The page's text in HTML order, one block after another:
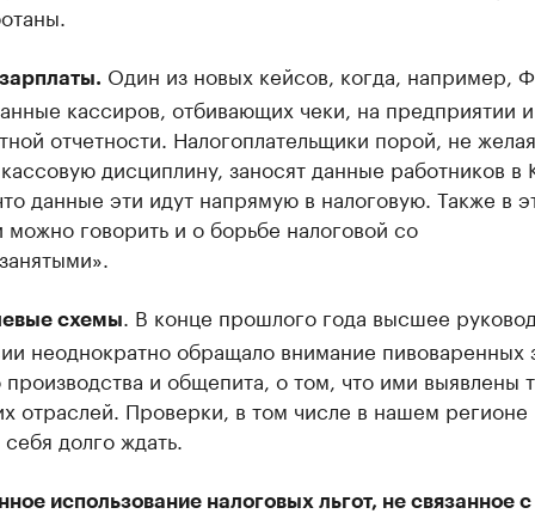
Один из новых кейсов, когда, например,
кассиров, отбивающих чеки, на предприятии
отчетности. Налогоплательщики порой, не желая
дисциплину, заносят данные работников в
данные эти идут напрямую в налоговую. Также в
можно говорить и о борьбе налоговой со
схемы
. В конце прошлого года высшее
неоднократно обращало внимание пивоваренных
производства и общепита, о том, что ими выявлены
отраслей. Проверки, в том числе в нашем регионе
долго ждать.
использование налоговых льгот, не связанное с